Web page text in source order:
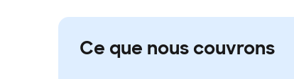
Ce que nous couvrons